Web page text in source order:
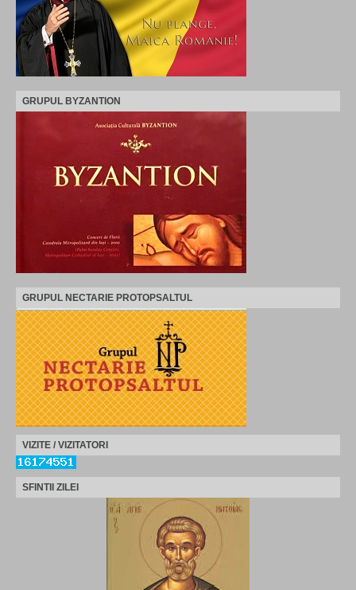
GRUPUL BYZANTION
GRUPUL NECTARIE PROTOPSALTUL
VIZITE / VIZITATORI
SFINTII ZILEI